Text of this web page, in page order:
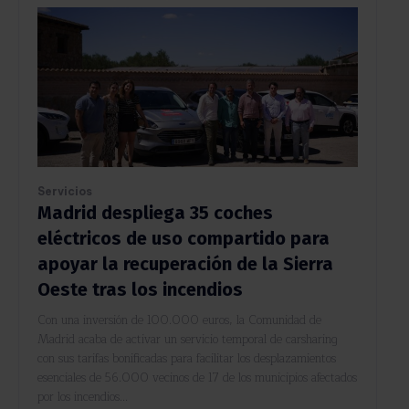
Servicios
Madrid despliega 35 coches
eléctricos de uso compartido para
apoyar la recuperación de la Sierra
Oeste tras los incendios
Con una inversión de 100.000 euros, la Comunidad de
Madrid acaba de activar un servicio temporal de carsharing
con sus tarifas bonificadas para facilitar los desplazamientos
esenciales de 56.000 vecinos de 17 de los municipios afectados
por los incendios...